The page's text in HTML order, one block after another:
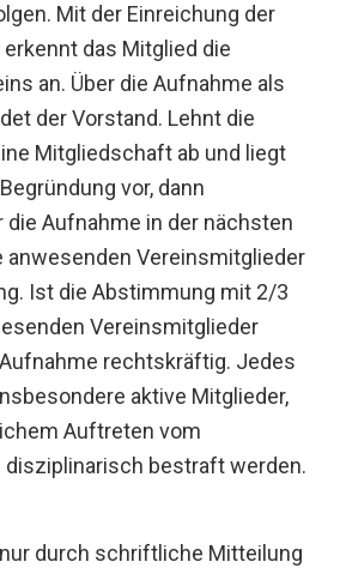
Mit der Einreichung der
das Mitglied die
an. Über die Aufnahme als
der Vorstand. Lehnt die
Mitgliedschaft ab und liegt
vor, dann
Aufnahme in der nächsten
anwesenden Vereinsmitglieder
Ist die Abstimmung mit 2/3
Vereinsmitglieder
rechtskräftig. Jedes
aktive Mitglieder,
Auftreten vom
bestraft werden.
durch schriftliche Mitteilung